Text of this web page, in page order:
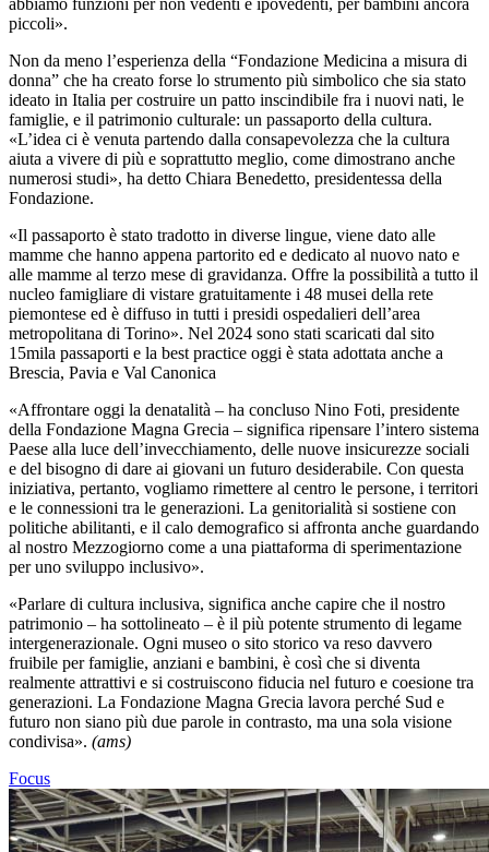
abbiamo funzioni per non vedenti e ipovedenti, per bambini ancora
piccoli».
Non da meno l’esperienza della “Fondazione Medicina a misura di
donna” che ha creato forse lo strumento più simbolico che sia stato
ideato in Italia per costruire un patto inscindibile fra i nuovi nati, le
famiglie, e il patrimonio culturale: un passaporto della cultura.
«L’idea ci è venuta partendo dalla consapevolezza che la cultura
aiuta a vivere di più e soprattutto meglio, come dimostrano anche
numerosi studi», ha detto Chiara Benedetto, presidentessa della
Fondazione.
«Il passaporto è stato tradotto in diverse lingue, viene dato alle
mamme che hanno appena partorito ed e dedicato al nuovo nato e
alle mamme al terzo mese di gravidanza. Offre la possibilità a tutto il
nucleo famigliare di vistare gratuitamente i 48 musei della rete
piemontese ed è diffuso in tutti i presidi ospedalieri dell’area
metropolitana di Torino». Nel 2024 sono stati scaricati dal sito
15mila passaporti e la best practice oggi è stata adottata anche a
Brescia, Pavia e Val Canonica
«Affrontare oggi la denatalità – ha concluso Nino Foti, presidente
della Fondazione Magna Grecia – significa ripensare l’intero sistema
Paese alla luce dell’invecchiamento, delle nuove insicurezze sociali
e del bisogno di dare ai giovani un futuro desiderabile. Con questa
iniziativa, pertanto, vogliamo rimettere al centro le persone, i territori
e le connessioni tra le generazioni. La genitorialità si sostiene con
politiche abilitanti, e il calo demografico si affronta anche guardando
al nostro Mezzogiorno come a una piattaforma di sperimentazione
per uno sviluppo inclusivo».
«Parlare di cultura inclusiva, significa anche capire che il nostro
patrimonio – ha sottolineato – è il più potente strumento di legame
intergenerazionale. Ogni museo o sito storico va reso davvero
fruibile per famiglie, anziani e bambini, è così che si diventa
realmente attrattivi e si costruiscono fiducia nel futuro e coesione tra
generazioni. La Fondazione Magna Grecia lavora perché Sud e
futuro non siano più due parole in contrasto, ma una sola visione
condivisa». (ams)
Focus